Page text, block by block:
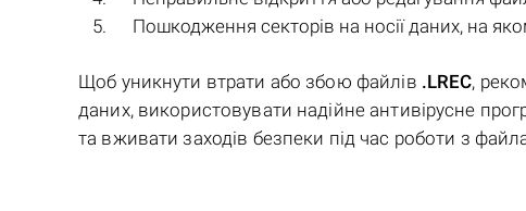
Пошкодження секторів на носії даних, на
Щоб уникнути втрати або збою файлів .LREC,
даних, використовувати надійне антивірусне
та вживати заходів безпеки під час роботи з